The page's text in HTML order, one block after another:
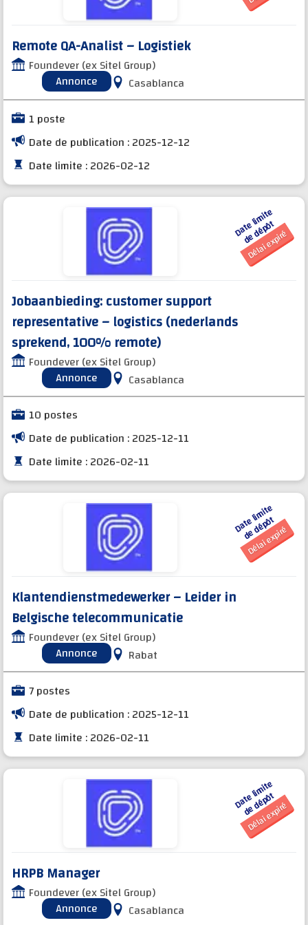
Remote QA-Analist – Logistiek
Foundever (ex Sitel Group)
Annonce
Casablanca
1 poste
Date de publication : 2025-12-12
Date limite : 2026-02-12
D
a
t
e li
mi
t
e
d
e
d
é
p
ô
t
Délai expiré
Jobaanbieding: customer support
representative – logistics (nederlands
sprekend, 100% remote)
Foundever (ex Sitel Group)
Annonce
Casablanca
10 postes
Date de publication : 2025-12-11
Date limite : 2026-02-11
D
a
t
e li
mi
t
e
d
e
d
é
p
ô
t
Délai expiré
Klantendienstmedewerker – Leider in
Belgische telecommunicatie
Foundever (ex Sitel Group)
Annonce
Rabat
7 postes
Date de publication : 2025-12-11
Date limite : 2026-02-11
D
a
t
e li
mi
t
e
d
e
d
é
p
ô
t
Délai expiré
HRPB Manager
Foundever (ex Sitel Group)
Annonce Casablanca